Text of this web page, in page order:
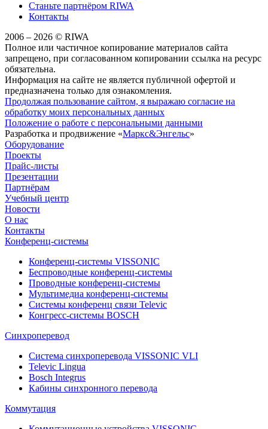
Станьте партнёром RIWA
Контакты
2006 – 2026 © RIWA
Полное или частичное копирование материалов сайта
запрещено, при согласованном копировании ссылка на ресурс
обязательна.
Информация на сайте не является публичной офертой и
предназначена только для ознакомления.
Продолжая пользование сайтом, я выражаю согласие на
обработку моих персональных данных
Положение о работе с персональными данными
Разработка и продвижение «Маркс&Энгельс»
Оборудование
Проекты
Прайс-листы
Презентации
Партнёрам
Учебный центр
Новости
О нас
Контакты
Конференц-системы
Конференц-системы VISSONIC
Беспроводные конференц-системы
Проводные конференц-системы
Мультимедиа конференц-системы
Системы конференц связи Televic
Конгресс-системы BOSCH
Синхроперевод
Система синхроперевода VISSONIC VLI
Televic Lingua
Bosch Integrus
Кабины синхронного перевода
Коммутация